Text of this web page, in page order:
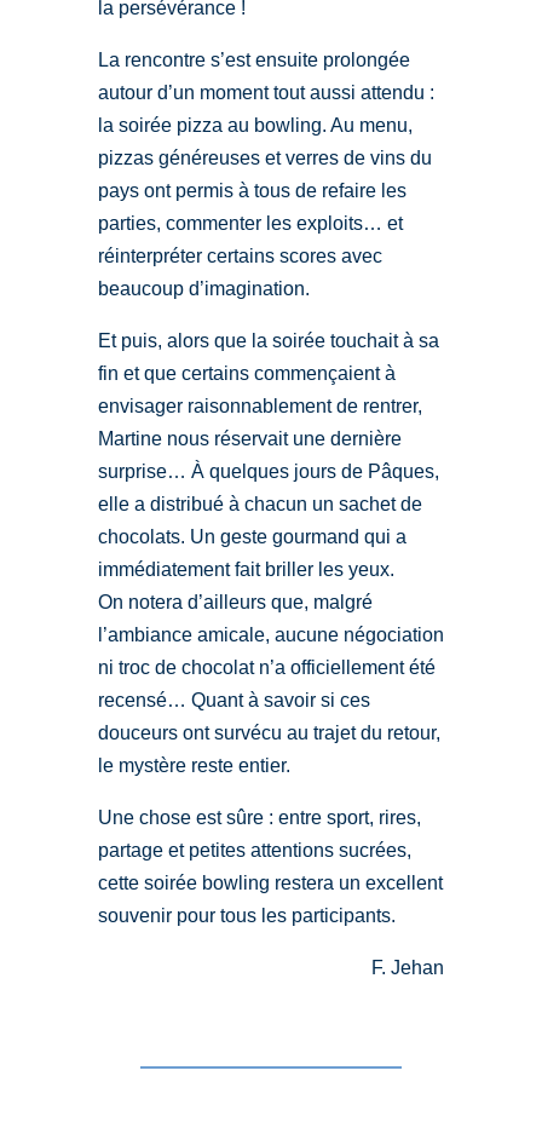
la persévérance !
La rencontre s’est ensuite prolongée
autour d’un moment tout aussi attendu :
la soirée pizza au bowling. Au menu,
pizzas généreuses et verres de vins du
pays ont permis à tous de refaire les
parties, commenter les exploits… et
réinterpréter certains scores avec
beaucoup d’imagination.
Et puis, alors que la soirée touchait à sa
fin et que certains commençaient à
envisager raisonnablement de rentrer,
Martine nous réservait une dernière
surprise… À quelques jours de Pâques,
elle a distribué à chacun un sachet de
chocolats. Un geste gourmand qui a
immédiatement fait briller les yeux.
On notera d’ailleurs que, malgré
l’ambiance amicale, aucune négociation
ni troc de chocolat n’a officiellement été
recensé… Quant à savoir si ces
douceurs ont survécu au trajet du retour,
le mystère reste entier.
Une chose est sûre : entre sport, rires,
partage et petites attentions sucrées,
cette soirée bowling restera un excellent
souvenir pour tous les participants.
F. Jehan